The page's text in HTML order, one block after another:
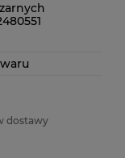
dostawy